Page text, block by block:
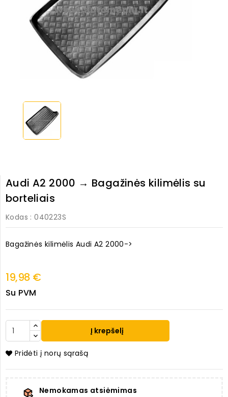
Audi A2 2000 → Bagažinės kilimėlis su
borteliais
Kodas : 040223S
Bagažinės kilimėlis Audi A2 2000->
19,98 €
Su PVM
Į krepšelį
Pridėti į norų sąrašą
Nemokamas atsiėmimas